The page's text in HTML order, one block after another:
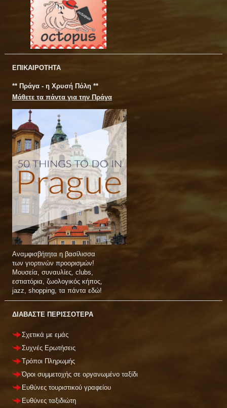
ΕΠΙΚΑΙΡΟΤΗΤΑ
** Πράγα - η Χρυσή Πόλη **
Μάθετε τα πάντα για την Πράγα
Αναμφισβήτητα η βασίλισσα
των γιορτινών προορισμών!
Μουσεία, συναυλίες, clubs,
εστιατόρια, ζωολογικός κήπος,
jazz, shopping, τα πάντα εδώ!
ΔΙΑΒΑΣΤΕ ΠΕΡΙΣΣΟΤΕΡΑ
Σχετικά με εμάς
Συχνές Ερωτήσεις
Τρόποι Πληρωμής
Όροι συμμετοχής σε οργανωμένο ταξίδι
Ευθύνες τουριστικού γραφείου
Ευθύνες ταξιδιώτη